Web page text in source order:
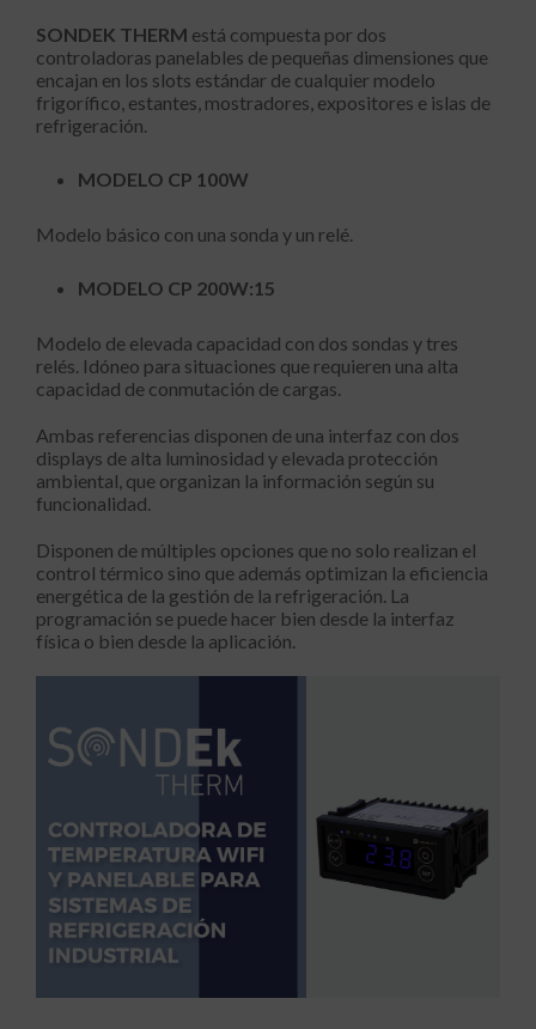
SONDEK THERM está compuesta por dos
controladoras panelables de pequeñas dimensiones que
encajan en los slots estándar de cualquier modelo
frigorífico, estantes, mostradores, expositores e islas de
refrigeración.
MODELO CP 100W
Modelo básico con una sonda y un relé.
MODELO CP 200W:15
Modelo de elevada capacidad con dos sondas y tres
relés. Idóneo para situaciones que requieren una alta
capacidad de conmutación de cargas.
Ambas referencias disponen de una interfaz con dos
displays de alta luminosidad y elevada protección
ambiental, que organizan la información según su
funcionalidad.
Disponen de múltiples opciones que no solo realizan el
control térmico sino que además optimizan la eficiencia
energética de la gestión de la refrigeración. La
programación se puede hacer bien desde la interfaz
física o bien desde la aplicación.